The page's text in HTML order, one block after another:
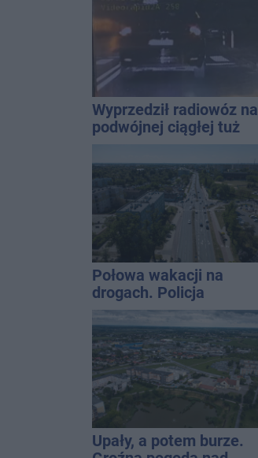
Wyprzedził radiowóz na
podwójnej ciągłej tuż
Połowa wakacji na
drogach. Policja
podsumowała lipiec
Upały, a potem burze.